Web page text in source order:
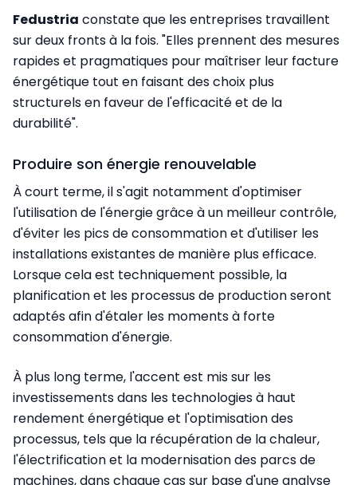
Fedustria constate que les entreprises travaillent
sur deux fronts à la fois. "Elles prennent des mesures
rapides et pragmatiques pour maîtriser leur facture
énergétique tout en faisant des choix plus
structurels en faveur de l'efficacité et de la
durabilité".
Produire son énergie renouvelable
À court terme, il s'agit notamment d'optimiser
l'utilisation de l'énergie grâce à un meilleur contrôle,
d'éviter les pics de consommation et d'utiliser les
installations existantes de manière plus efficace.
Lorsque cela est techniquement possible, la
planification et les processus de production seront
adaptés afin d'étaler les moments à forte
consommation d'énergie.
À plus long terme, l'accent est mis sur les
investissements dans les technologies à haut
rendement énergétique et l'optimisation des
processus, tels que la récupération de la chaleur,
l'électrification et la modernisation des parcs de
machines, dans chaque cas sur base d'une analyse